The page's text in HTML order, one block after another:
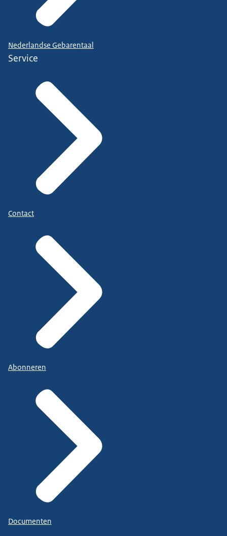
Nederlandse Gebarentaal
Service
Contact
Abonneren
Documenten